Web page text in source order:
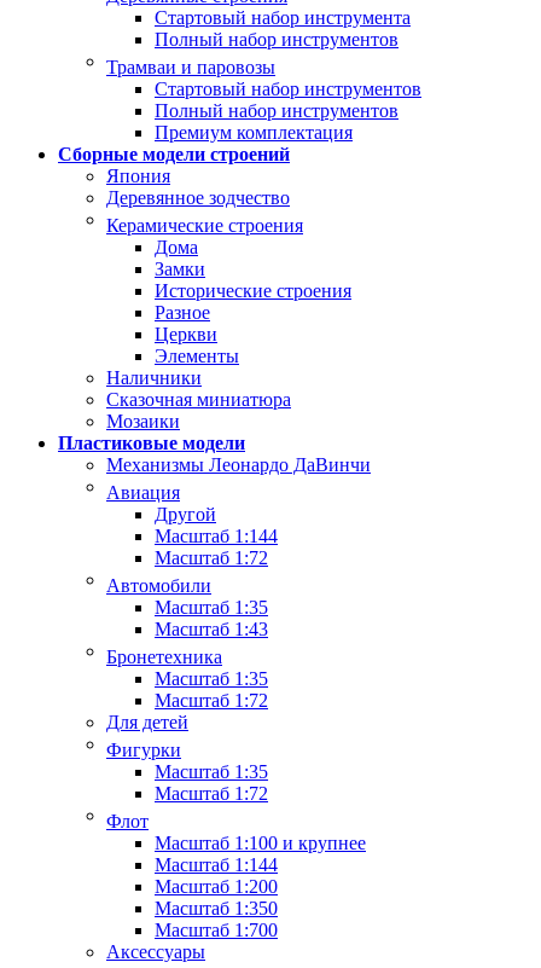
Стартовый набор инструмента
Полный набор инструментов
Трамваи и паровозы
Стартовый набор инструментов
Полный набор инструментов
Премиум комплектация
Сборные модели строений
Япония
Деревянное зодчество
Керамические строения
Дома
Замки
Исторические строения
Разное
Церкви
Элементы
Наличники
Сказочная миниатюра
Мозаики
Пластиковые модели
Механизмы Леонардо ДаВинчи
Авиация
Другой
Масштаб 1:144
Масштаб 1:72
Автомобили
Масштаб 1:35
Масштаб 1:43
Бронетехника
Масштаб 1:35
Масштаб 1:72
Для детей
Фигурки
Масштаб 1:35
Масштаб 1:72
Флот
Масштаб 1:100 и крупнее
Масштаб 1:144
Масштаб 1:200
Масштаб 1:350
Масштаб 1:700
Аксессуары